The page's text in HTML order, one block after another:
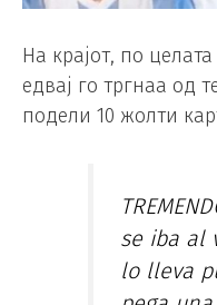
На крајот, по
едвај го тргнаа од
подели 10 жолти
se iba al
lo lleva